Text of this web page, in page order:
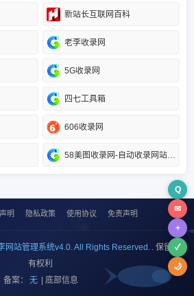
新站长互联网百科
老李收录网
5G收录网
四七工具箱
606收录网
Q
✉
+
✓
🌙
明 隐私政策 使用协议 免责声明
网站管理系统v4.0. All Rights Reserved. . 保留所
有权利
备案：
无 | 底部信息